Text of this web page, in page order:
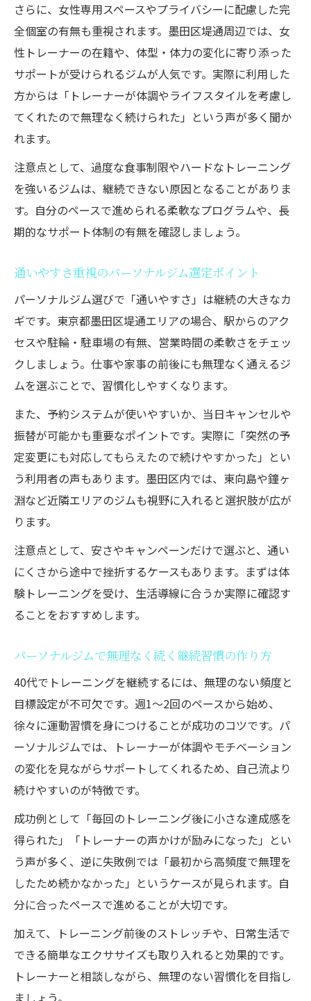
パーソナルジムのマンツーマン指導で実感
する変化
整えて鍛えるための姿勢チェックとアドバ
イス
セミパーソナルジムの魅力と続けやすさ
40代にも人気のセミパーソナルジムの特徴
コスパと継続力を叶えるパーソナルジムの
選び方
セミパーソナルジムで楽しく続くトレーニ
パーソナルジムとセミパーソナルの違いを
徹底解説
トレーナー選びで失敗しないコツとは
パーソナルジムで信頼できるトレーナーの
見極め方
整えて鍛える指導が得意なトレーナーの特
徴
40代女性が安心できるパーソナルジムの条
件
トレーナー選びで重視すべきポイントを解
説
選び方
さらに、女性専用スペースやプライバシーに配慮した完
全個室の有無も重視されます。墨田区堤通周辺では、女
性トレーナーの在籍や、体型・体力の変化に寄り添った
サポートが受けられるジムが人気です。実際に利用した
方からは「トレーナーが体調やライフスタイルを考慮し
てくれたので無理なく続けられた」という声が多く聞か
れます。
注意点として、過度な食事制限やハードなトレーニング
を強いるジムは、継続できない原因となることがありま
す。自分のペースで進められる柔軟なプログラムや、長
期的なサポート体制の有無を確認しましょう。
通いやすさ重視のパーソナルジム選定ポイント
パーソナルジム選びで「通いやすさ」は継続の大きなカ
ギです。東京都墨田区堤通エリアの場合、駅からのアク
セスや駐輪・駐車場の有無、営業時間の柔軟さをチェッ
クしましょう。仕事や家事の前後にも無理なく通えるジ
ムを選ぶことで、習慣化しやすくなります。
また、予約システムが使いやすいか、当日キャンセルや
振替が可能かも重要なポイントです。実際に「突然の予
定変更にも対応してもらえたので続けやすかった」とい
う利用者の声もあります。墨田区内では、東向島や鐘ヶ
淵など近隣エリアのジムも視野に入れると選択肢が広が
ります。
注意点として、安さやキャンペーンだけで選ぶと、通い
にくさから途中で挫折するケースもあります。まずは体
験トレーニングを受け、生活導線に合うか実際に確認す
ることをおすすめします。
パーソナルジムで無理なく続く継続習慣の作り方
40代でトレーニングを継続するには、無理のない頻度と
目標設定が不可欠です。週1〜2回のペースから始め、
徐々に運動習慣を身につけることが成功のコツです。パ
ーソナルジムでは、トレーナーが体調やモチベーション
の変化を見ながらサポートしてくれるため、自己流より
続けやすいのが特徴です。
成功例として「毎回のトレーニング後に小さな達成感を
得られた」「トレーナーの声かけが励みになった」とい
う声が多く、逆に失敗例では「最初から高頻度で無理を
したため続かなかった」というケースが見られます。自
分に合ったペースで進めることが大切です。
加えて、トレーニング前後のストレッチや、日常生活で
できる簡単なエクササイズも取り入れると効果的です。
トレーナーと相談しながら、無理のない習慣化を目指し
ましょう。